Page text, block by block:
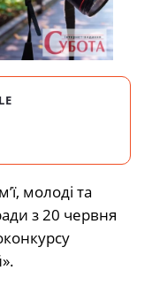
молоді та
з 20 червня